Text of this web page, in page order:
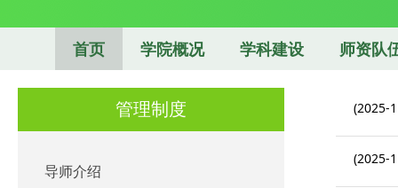
首页 学院概况 学科建设 师资队
管理制度
导师介绍
(2025-
(2025-